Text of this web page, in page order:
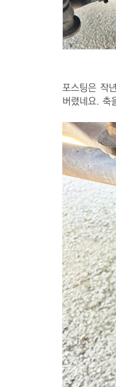
포스팅은 작
버렸네요. 축